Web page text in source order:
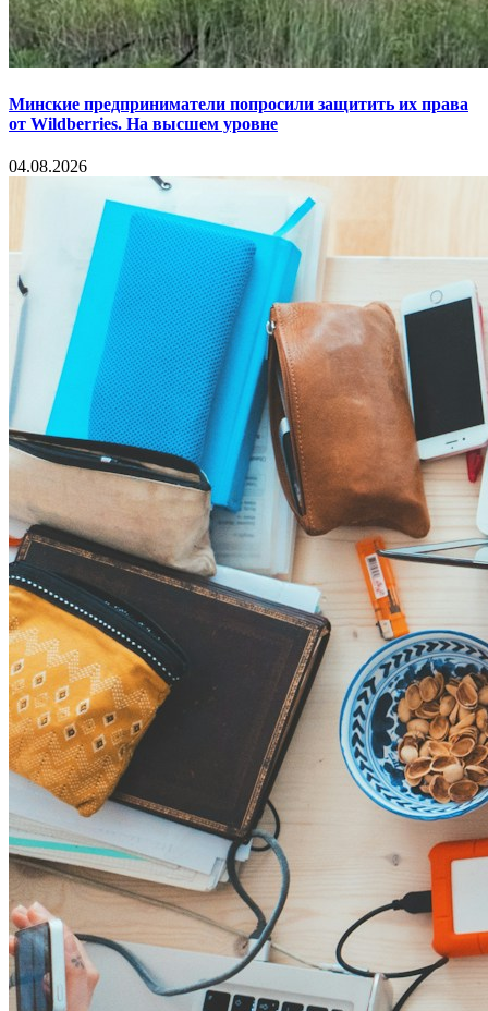
Минские предприниматели попросили защитить их права
от Wildberries. На высшем уровне
04.08.2026